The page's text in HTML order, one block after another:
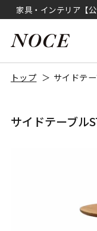
家具・インテリア【
トップ サイドテ
サイドテーブル